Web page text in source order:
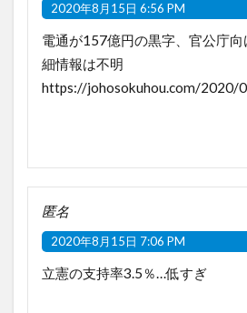
2020年8月15日 6:56 PM
電通が157億円の黒字、官公庁
細情報は不明
https://johosokuhou.com/
匿名
2020年8月15日 7:06 PM
立憲の支持率3.5％…低すぎ